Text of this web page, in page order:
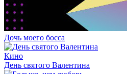
Дочь моего босса
Кино
День святого Валентина